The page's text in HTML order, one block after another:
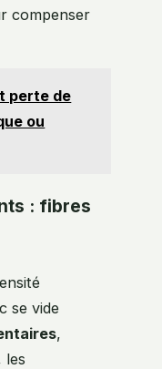
compenser
perte de
ou
: fibres
se vide
,
les